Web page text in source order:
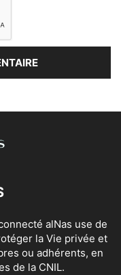
alNas use de
la Vie privée et
ou adhérents, en
de la CNIL.